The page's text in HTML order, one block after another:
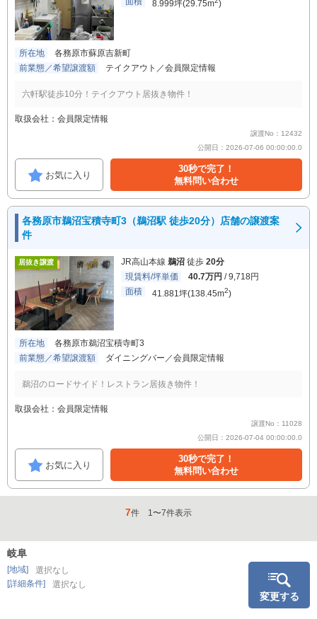
8.999坪(29.75m )
所在地
各務原市蘇原吉新町
前業態／希望譲渡額
テイクアウト／会員限定情報
六軒駅徒歩10分！テイクアウト居抜き物件！
取扱会社：会員限定情報
譲渡No：12432
公開日：2026-07-06 00:00:00.0
お気に入り
30秒で完了！
無料問い合わせ
各務原市鵜沼宝積寺町3（鵜沼駅 徒歩20分）店舗の譲渡案
件
居抜き譲渡 JR高山本線 鵜沼 徒歩 20分
現賃料/坪単価
40.7万円 / 9,718円
面積
41.881坪(138.45m2)
所在地
各務原市鵜沼宝積寺町3
前業態／希望譲渡額
ダイニングバー／会員限定情報
鵜沼のロードサイド！レストラン居抜き物件！
取扱会社：会員限定情報
譲渡No：11028
公開日：2026-07-04 00:00:00.0
お気に入り
30秒で完了！
無料問い合わせ
7件 1〜7件表示
岐阜
[地域]
選択なし
[詳細条件]
選択なし
変更する